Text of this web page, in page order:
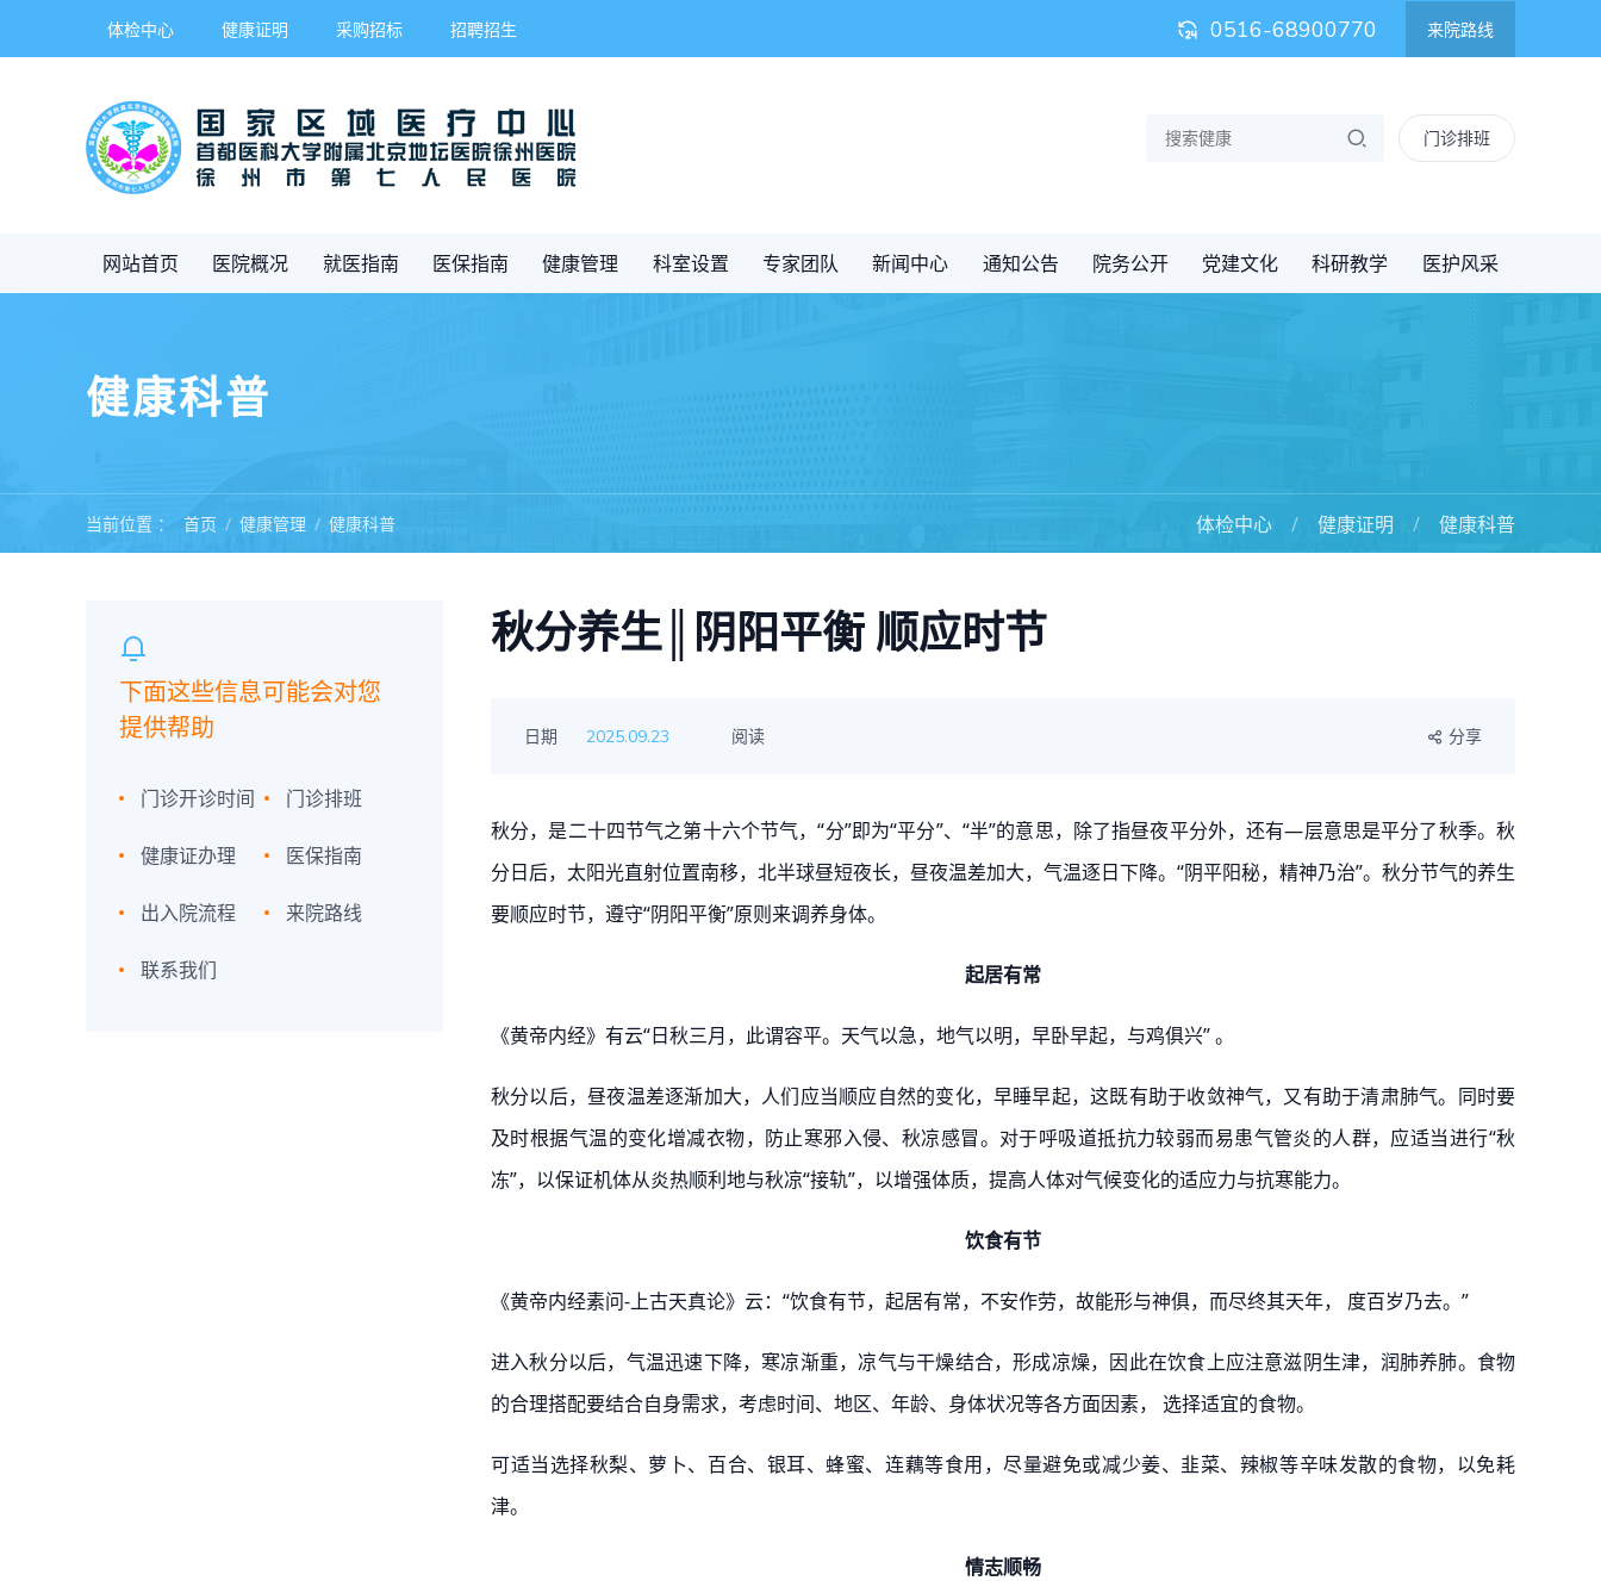
体检中心 健康证明 采购招标 招聘招生 0516-68900770 来院路线
门诊排班
网站首页 医院概况 就医指南 医保指南 健康管理 科室设置 专家团队 新闻中心 通知公告 院务公开 党建文化 科研教学 医护风采
健康科普
当前位置 ： 首页 健康管理 健康科普 体检中心 健康证明 健康科普
下面这些信息可能会对您
提供帮助
门诊开诊时间 门诊排班
健康证办理 医保指南
出入院流程 来院路线
联系我们
秋分养生║阴阳平衡 顺应时节
日期 2025.09.23 阅读 分享
秋分，是二十四节⽓之第十六个节气，“分”即为“平分”、“半”的意思，除了指昼夜平分外，还有—层意思是平分了秋季。秋
分日后，太阳光直射位置南移，北半球昼短夜长，昼夜温差加大，气温逐日下降。“阴平阳秘，精神乃治”。秋分节气的养生
要顺应时节，遵守“阴阳平衡”原则来调养身体。
起居有常
《黄帝内经》有云“日秋三月，此谓容平。天气以急，地气以明，早卧早起，与鸡俱兴” 。
秋分以后，昼夜温差逐渐加大，人们应当顺应自然的变化，早睡早起，这既有助于收敛神气，又有助于清肃肺气。同时要
及时根据⽓温的变化增减衣物，防止寒邪入侵、秋凉感冒。对于呼吸道抵抗力较弱而易患⽓管炎的人群，应适当进行“秋
冻”，以保证机体从炎热顺利地与秋凉“接轨”，以增强体质，提高人体对气候变化的适应力与抗寒能力。
饮食有节
《黄帝内经素问-上古天真论》云：“饮食有节，起居有常，不安作劳，故能形与神俱，而尽终其天年， 度百岁乃去。”
进入秋分以后，气温迅速下降，寒凉渐重，凉气与干燥结合，形成凉燥，因此在饮食上应注意滋阴生津，润肺养肺。食物
的合理搭配要结合自身需求，考虑时间、地区、年龄、身体状况等各方面因素， 选择适宜的食物。
可适当选择秋梨、萝卜、百合、银耳、蜂蜜、连藕等食用，尽量避免或减少姜、韭菜、辣椒等辛味发散的食物，以免耗
津。
情志顺畅